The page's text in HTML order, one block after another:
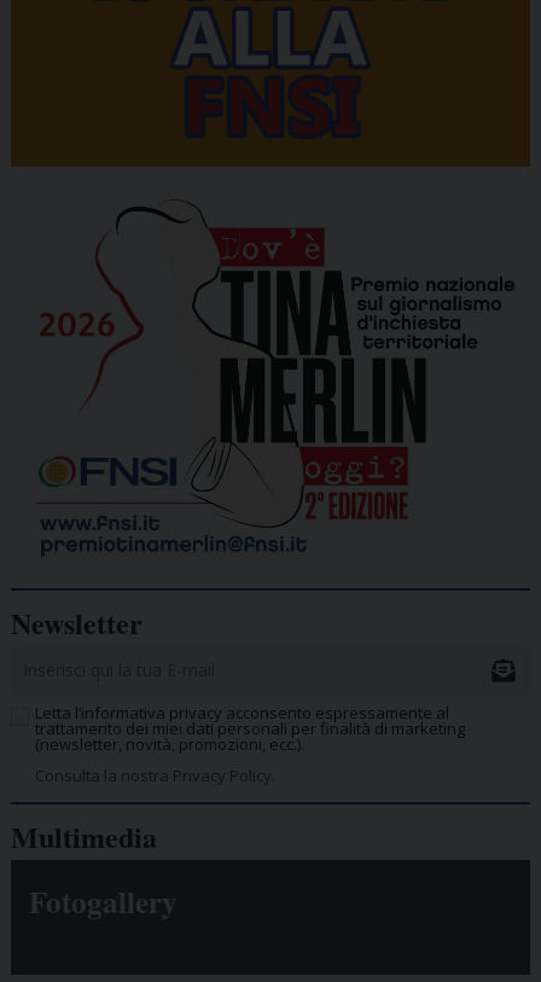
Newsletter
Letta l’informativa privacy acconsento espressamente al
trattamento dei miei dati personali per finalità di marketing
(newsletter, novità, promozioni, ecc.).
Consulta la nostra Privacy Policy.
Multimedia
Fotogallery